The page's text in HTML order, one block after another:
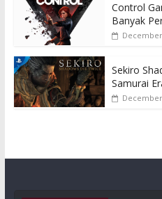
Control
Banyak
Sekiro
Samurai